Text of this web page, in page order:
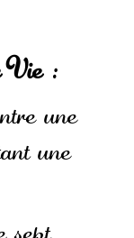
Vie :
une
une